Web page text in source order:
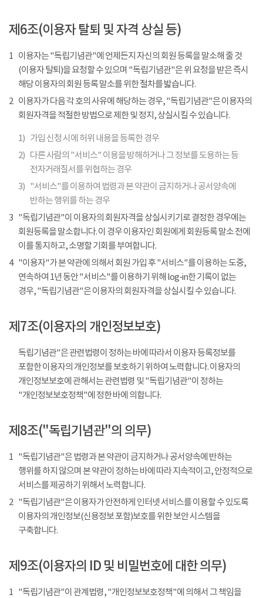
제6조(이용자 탈퇴 및 자격 상실 등)
1 이용자는 "독립기념관"에 언제든지 자신의 회원 등록을 말소해 줄 것
(이용자 탈퇴)을 요청할 수 있으며 "독립기념관"은 위 요청을 받은 즉시
해당 이용자의 회원 등록 말소를 위한 절차를 밟습니다.
2 이용자가 다음 각 호의 사유에 해당하는 경우, "독립기념관"은 이용자의
회원자격을 적절한 방법으로 제한 및 정지, 상실시킬 수 있습니다.
1) 가입 신청 시에 허위 내용을 등록한 경우
2) 다른 사람의 "서비스" 이용을 방해하거나 그 정보를 도용하는 등
전자거래질서를 위협하는 경우
3) "서비스"를 이용하여 법령과 본 약관이 금지하거나 공서양속에
반하는 행위를 하는 경우
3 "독립기념관"이 이용자의 회원자격을 상실시키기로 결정한 경우에는
회원등록을 말소합니다. 이 경우 이용자인 회원에게 회원등록 말소 전에
이를 통지하고, 소명할 기회를 부여합니다.
4
"이용자"가 본 약관에 의해서 회원 가입 후 "서비스"를 이용하는 도중,
연속하여 1년 동안 "서비스"를 이용하기 위해 log-in한 기록이 없는
경우, "독립기념관"은 이용자의 회원자격을 상실시킬 수 있습니다.
제7조(이용자의 개인정보보호)
독립기념관"은 관련법령이 정하는 바에 따라서 이용자 등록정보를
포함한 이용자의 개인정보를 보호하기 위하여 노력합니다. 이용자의
개인정보보호에 관해서는 관련법령 및 "독립기념관"이 정하는
"개인정보보호정책"에 정한 바에 의합니다.
제8조("독립기념관"의 의무)
1 "독립기념관"은 법령과 본 약관이 금지하거나 공서양속에 반하는
행위를 하지 않으며 본 약관이 정하는 바에 따라 지속적이고, 안정적으로
서비스를 제공하기 위해서 노력합니다.
2 "독립기념관"은 이용자가 안전하게 인터넷 서비스를 이용할 수 있도록
이용자의 개인정보(신용정보 포함)보호를 위한 보안 시스템을
구축합니다.
제9조(이용자의 ID 및 비밀번호에 대한 의무)
1 "독립기념관"이 관계법령, "개인정보보호정책"에 의해서 그 책임을